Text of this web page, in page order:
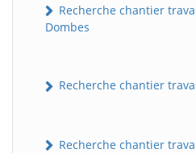
Recherche chantier
Dombes
Recherche chantier
Recherche chantier